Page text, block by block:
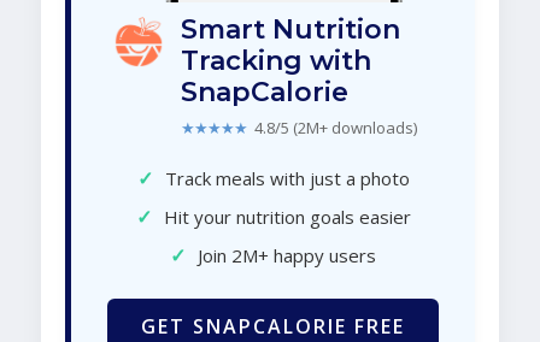
Smart Nutrition
Tracking with
SnapCalorie
★★★★★ 4.8/5 (2M+ downloads)
✓ Track meals with just a photo
✓ Hit your nutrition goals easier
✓ Join 2M+ happy users
GET SNAPCALORIE FREE